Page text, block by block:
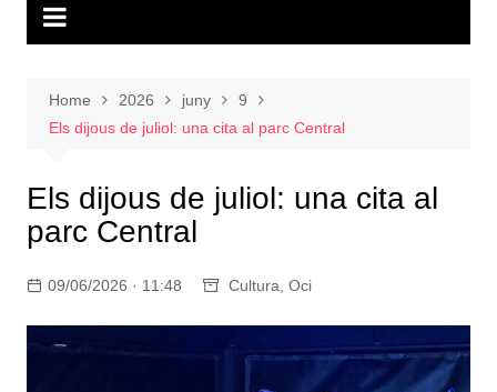
Home 2026 juny
9
Els dijous de juliol: una cita al parc Central
Els dijous de juliol: una cita al
parc Central
09/06/2026 · 11:48 Cultura Oci